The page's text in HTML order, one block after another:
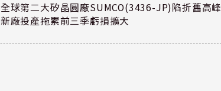
全球第二大矽晶圓廠SUMCO(3436-JP)陷折舊高峰
新廠投產拖累前三季虧損擴大